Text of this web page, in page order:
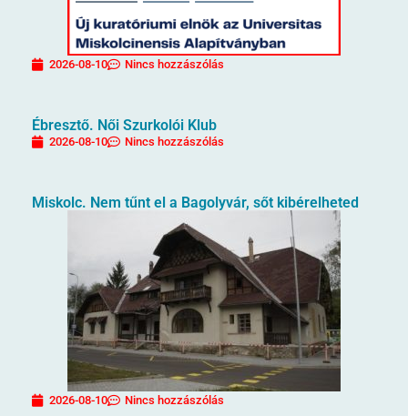
2026-08-10 Nincs hozzászólás
Ébresztő. Női Szurkolói Klub
2026-08-10 Nincs hozzászólás
Miskolc. Nem tűnt el a Bagolyvár, sőt kibérelheted
2026-08-10 Nincs hozzászólás